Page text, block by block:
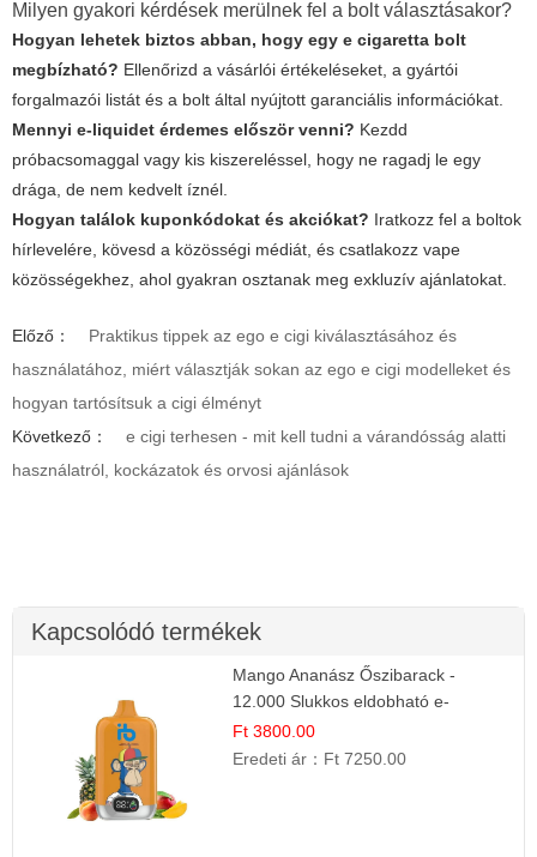
Milyen gyakori kérdések merülnek fel a bolt választásakor?
Hogyan lehetek biztos abban, hogy egy e cigaretta bolt
megbízható? Ellenőrizd a vásárlói értékeléseket, a gyártói
forgalmazói listát és a bolt által nyújtott garanciális információkat.
Mennyi e-liquidet érdemes először venni? Kezdd
próbacsomaggal vagy kis kiszereléssel, hogy ne ragadj le egy
drága, de nem kedvelt íznél.
Hogyan találok kuponkódokat és akciókat? Iratkozz fel a boltok
hírlevelére, kövesd a közösségi médiát, és csatlakozz vape
közösségekhez, ahol gyakran osztanak meg exkluzív ajánlatokat.
Előző：
Praktikus tippek az ego e cigi kiválasztásához és
használatához, miért választják sokan az ego e cigi modelleket és
hogyan tartósítsuk a cigi élményt
Következő：
e cigi terhesen - mit kell tudni a várandósság alatti
használatról, kockázatok és orvosi ajánlások
Kapcsolódó termékek
Mango Ananász Őszibarack -
12.000 Slukkos eldobható e-
Cigaretta
Ft 3800.00
Eredeti ár： Ft 7250.00